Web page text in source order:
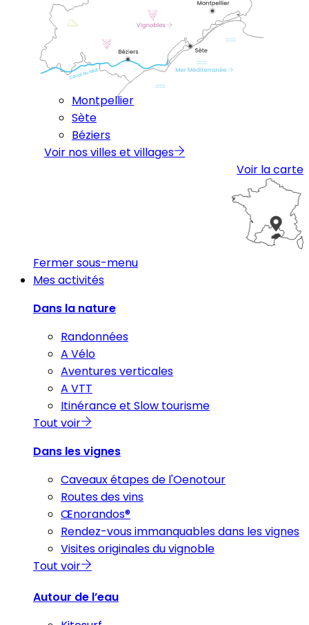
Montpellier
Sète
Béziers
Voir nos villes et villages
Voir la carte
Fermer sous-menu
Mes activités
Dans la nature
Randonnées
A Vélo
Aventures verticales
A VTT
Itinérance et Slow tourisme
Tout voir
Dans les vignes
Caveaux étapes de l'Oenotour
Routes des vins
Œnorandos®
Rendez-vous immanquables dans les vignes
Visites originales du vignoble
Tout voir
Autour de l’eau